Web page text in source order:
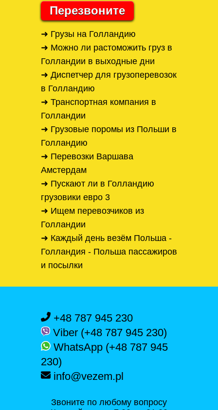
Перезвоните
➜ Грузы на Голландию
➜ Можно ли растоможить груз в
Голландии в выходные дни
➜ Диспетчер для грузоперевозок
в Голландию
➜ Транспортная компания в
Голландии
➜ Грузовые поромы из Польши в
Голландию
➜ Перевозки Варшава
Амстердам
➜ Пускают ли в Голландию
грузовики евро 3
➜ Ищем перевозчиков из
Голландии
➜ Каждый день везём Польша -
Голландия - Польша пассажиров
и посылки
+48 787 945 230
Viber (+48 787 945 230)
WhatsApp (+48 787 945
230)
info@vezem.pl
Звоните по любому вопросу